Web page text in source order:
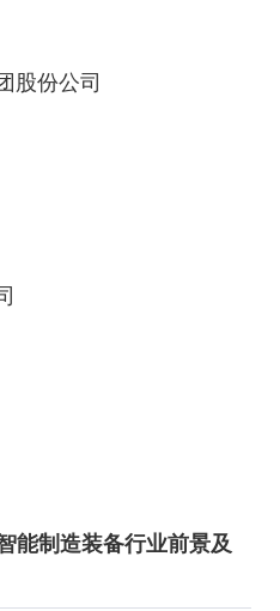
股份公司
制造装备行业前景及